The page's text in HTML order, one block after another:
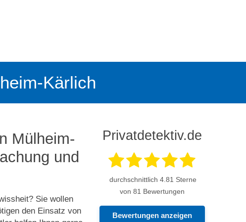
Kärlich
Mülheim-
und
Sie wollen
den Einsatz von
Privatdetektiv.de
durchschnittlich4.81 Sterne
von 81 Bewertungen
Bewertungen anzeigen